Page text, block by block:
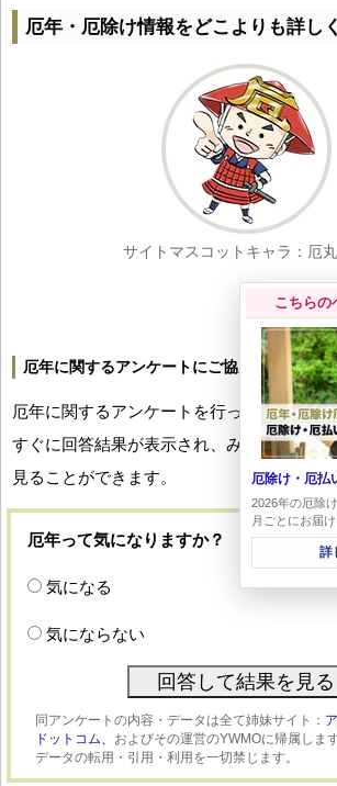
厄年・厄除け情報をどこよりも詳し
サイトマスコットキャラ：厄
厄年に関するアンケートにご協力ください
厄年に関するアンケートを行っています。
すぐに回答結果が表示され、みなさんの厄
見ることができます。
厄年って気になりますか？
気になる
気にならない
同アンケートの内容・データは全て姉妹サイト：
ドットコム、 およびその運営のYWMOに帰属しま
データの転用・引用・利用を一切禁じます。
こちらの
厄除け・厄払
2026年の厄除
月ごとにお届け
詳